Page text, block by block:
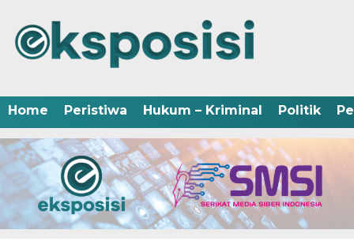
Home Peristiwa Hukum – Kriminal Politik